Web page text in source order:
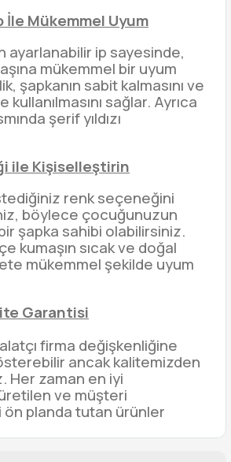
İle Mükemmel Uyum
ayarlanabilir ip sayesinde,
mükemmel bir uyum
şapkanın sabit kalmasını ve
sağlar. Ayrıca
şerif yıldızı
ile Kişiselleştirin
renk seçeneğini
böylece çocuğunuzun
şapka sahibi olabilirsiniz.
kumaşın sıcak ve doğal
mükemmel şekilde uyum
Garantisi
firma değişkenliğine
ancak kalitemizden
Her zaman en iyi
ve müşteri
planda tutan ürünler